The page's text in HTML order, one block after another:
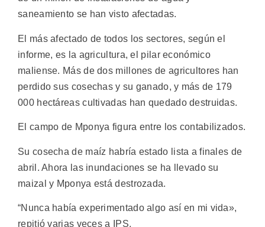
saneamiento se han visto afectadas.
El más afectado de todos los sectores, según el
informe, es la agricultura, el pilar económico
maliense. Más de dos millones de agricultores han
perdido sus cosechas y su ganado, y más de 179
000 hectáreas cultivadas han quedado destruidas.
El campo de Mponya figura entre los contabilizados.
Su cosecha de maíz habría estado lista a finales de
abril. Ahora las inundaciones se ha llevado su
maizal y Mponya está destrozada.
“Nunca había experimentado algo así en mi vida»,
repitió varias veces a IPS.